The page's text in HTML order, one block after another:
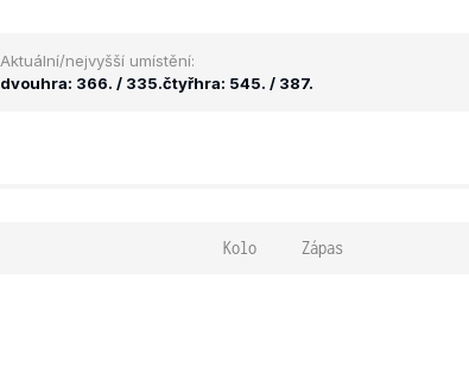
Aktuální/nejvyšší umístění:
dvouhra: 366. / 335.čtyřhra: 545. / 387.
Kolo Zápas